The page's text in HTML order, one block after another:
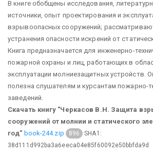
В книге обобщены исследования,
источники, опыт проектирования и
взрывоопасных сооружений;
устранения опасности искрений от
Книга предназначается для инженерно-
пожарной охраны и лиц, работающих в
эксплуатации молниезащитных устройств.
полезна слушателям и курсантам пожарно-
заведений.
Скачать книгу "Черкасов В.Н. Защита
сооружений от молнии и статического
год" book-244.zip 896
SHA1:
38d111d992ba3a6eeca04e85f60092e50bbfda9d